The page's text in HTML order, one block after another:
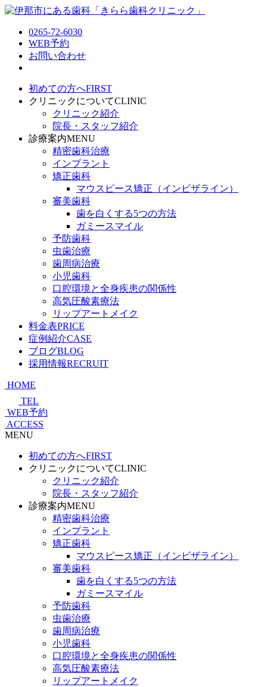
0265-72-6030
WEB予約
お問い合わせ
初めての方へFIRST
クリニックについてCLINIC
クリニック紹介
院長・スタッフ紹介
診療案内MENU
精密歯科治療
インプラント
矯正歯科
マウスピース矯正（インビザライン）
審美歯科
歯を白くする5つの方法
ガミースマイル
予防歯科
虫歯治療
歯周病治療
小児歯科
口腔環境と全身疾患の関係性
高気圧酸素療法
リップアートメイク
料金表PRICE
症例紹介CASE
ブログBLOG
採用情報RECRUIT
HOME
TEL
WEB予約
ACCESS
MENU
初めての方へFIRST
クリニックについてCLINIC
クリニック紹介
院長・スタッフ紹介
診療案内MENU
精密歯科治療
インプラント
矯正歯科
マウスピース矯正（インビザライン）
審美歯科
歯を白くする5つの方法
ガミースマイル
予防歯科
虫歯治療
歯周病治療
小児歯科
口腔環境と全身疾患の関係性
高気圧酸素療法
リップアートメイク